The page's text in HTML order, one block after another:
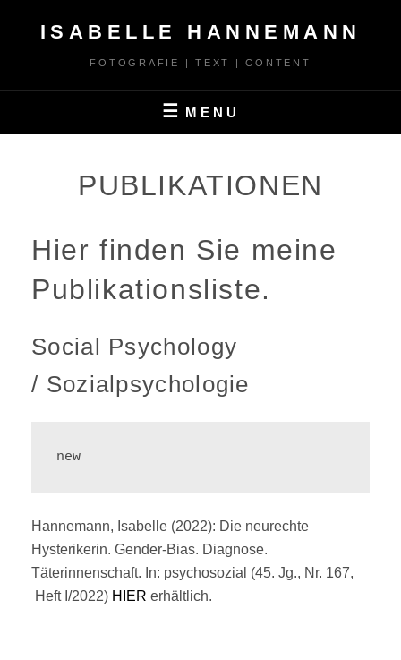
ISABELLE HANNEMANN
FOTOGRAFIE | TEXT | CONTENT
MENU
PUBLIKATIONEN
Hier finden Sie meine
Publikationsliste.
Social Psychology
/ Sozialpsychologie
new
Hannemann, Isabelle (2022): Die neurechte
Hysterikerin. Gender-Bias. Diagnose.
Täterinnenschaft. In: psychosozial (45. Jg., Nr. 167,
Heft I/2022) HIER erhältlich.